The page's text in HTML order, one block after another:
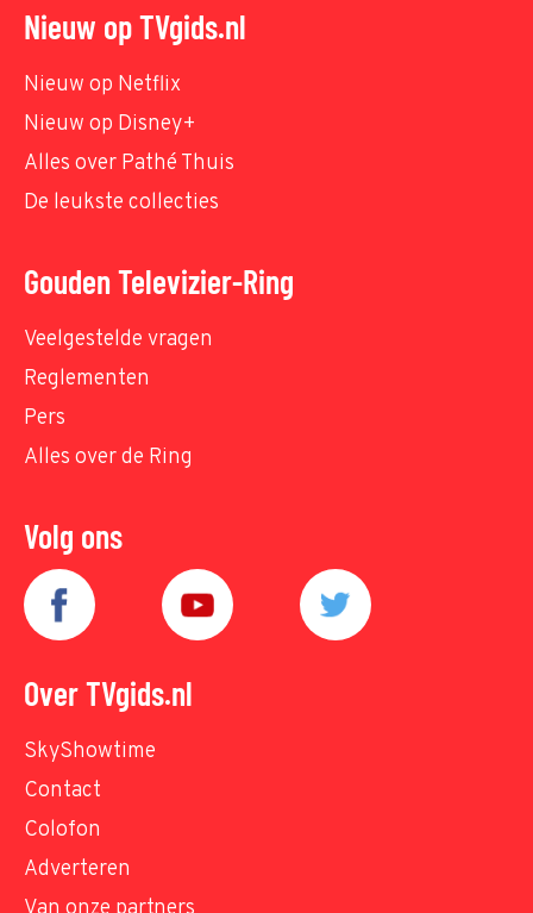
Nieuw op TVgids.nl
Nieuw op Netflix
Nieuw op Disney+
Alles over Pathé Thuis
De leukste collecties
Gouden Televizier-Ring
Veelgestelde vragen
Reglementen
Pers
Alles over de Ring
Volg ons
Over TVgids.nl
SkyShowtime
Contact
Colofon
Adverteren